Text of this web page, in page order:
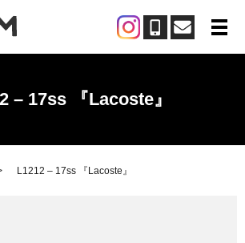
メ
– 17ss 『Lacoste』
L1212 – 17ss 『Lacoste』